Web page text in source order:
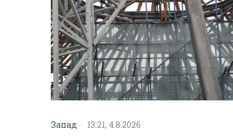
Запад · 13:21, 4.8.2026